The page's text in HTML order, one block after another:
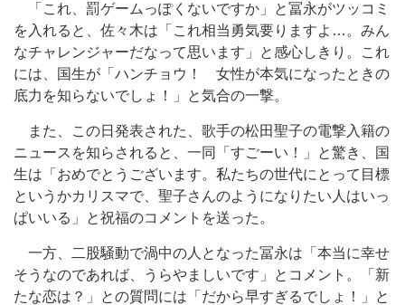
「これ、罰ゲームっぽくないですか」と冨永がツッコミ
を入れると、佐々木は「これ相当勇気要りますよ…。みん
なチャレンジャーだなって思います」と感心しきり。これ
には、国生が「ハンチョウ！ 女性が本気になったときの
底力を知らないでしょ！」と気合の一撃。
また、この日発表された、歌手の松田聖子の電撃入籍の
ニュースを知らされると、一同「すごーい！」と驚き、国
生は「おめでとうございます。私たちの世代にとって目標
というかカリスマで、聖子さんのようになりたい人はいっ
ぱいいる」と祝福のコメントを送った。
一方、二股騒動で渦中の人となった冨永は「本当に幸せ
そうなのであれば、うらやましいです」とコメント。「新
たな恋は？」との質問には「だから早すぎるでしょ！」と